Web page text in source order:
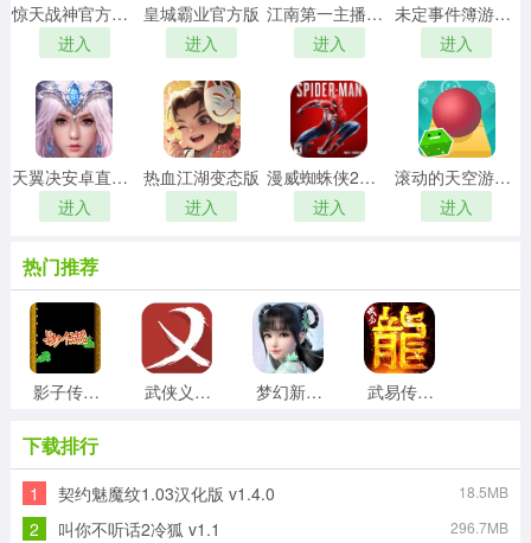
惊天战神官方最新版
进入
皇城霸业官方版
进入
江南第一主播公司免费原版
进入
未定事件簿游戏纯净版
进入
天翼决安卓直装版
进入
热血江湖变态版
进入
漫威蜘蛛侠2手机免费版
进入
滚动的天空游戏正版
进入
热门推荐
影子传说手游版 武侠义游戏官方版 梦幻新诛仙官方正版 武易传奇免费原版
月之领主原版 流言侦探第二季最新版
下载排行
1 契约魅魔纹1.03汉化版 v1.4.0 18.5MB
2 叫你不听话2冷狐 v1.1 296.7MB